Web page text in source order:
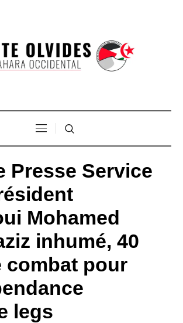
Presse Service
Mohamed
inhumé, 40
combat pour
legs